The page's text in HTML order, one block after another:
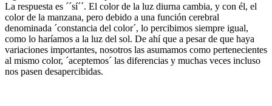
La respuesta es ´´sí´´. El color de la luz diurna cambia, y con él, el
color de la manzana, pero debido a una función cerebral
denominada ´constancia del color´, lo percibimos siempre igual,
como lo haríamos a la luz del sol. De ahí que a pesar de que haya
variaciones importantes, nosotros las asumamos como pertenecientes
al mismo color, ´aceptemos´ las diferencias y muchas veces incluso
nos pasen desapercibidas.